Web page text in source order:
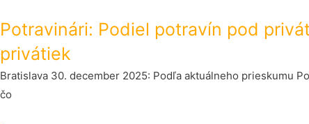
Potravinári: Podiel potravín pod
privátiek
Bratislava 30. december 2025: Podľa aktuálneho prieskumu
čo